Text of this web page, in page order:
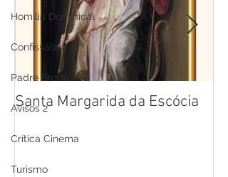
Homilia Dominical
Confissão
Padre Bruno
Avisos 2
Crítica Cinema
Turismo
Santa Margarida da Escócia